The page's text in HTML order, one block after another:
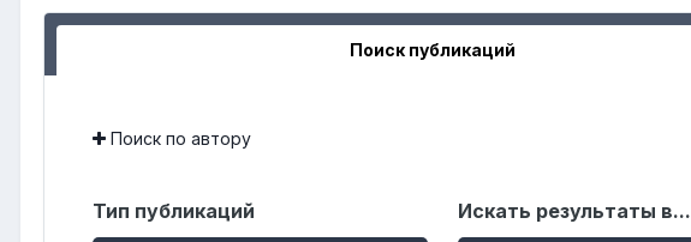
Поиск публикаций
Поиск по автору
Тип публикаций Искать результаты в...